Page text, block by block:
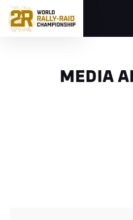
MEDIA